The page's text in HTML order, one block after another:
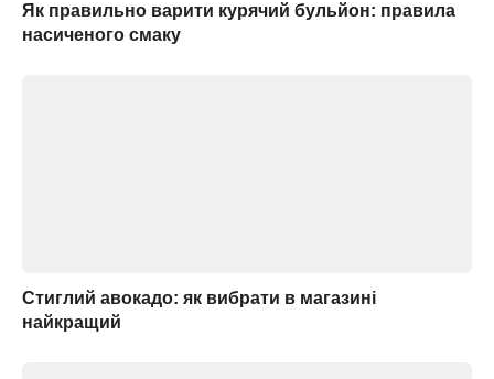
Як правильно варити курячий бульйон: правила
насиченого смаку
Стиглий авокадо: як вибрати в магазині
найкращий